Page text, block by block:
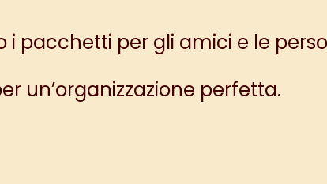
pacchetti per gli amici e le
un’organizzazione perfetta.